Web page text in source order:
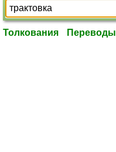
Толкования Переводы